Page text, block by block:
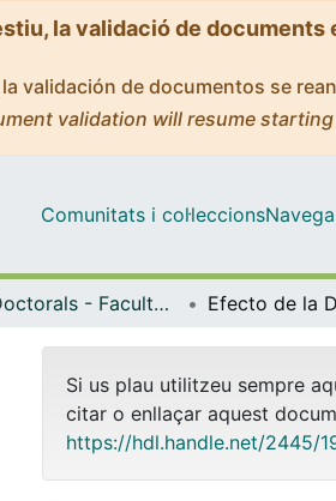
la validació de
validación de documentos se
validation will resume
Comunitats i col·leccions
Tesis Doctorals - Facultat - Farmàcia i Ciències de l'Alimentació
Si us plau utilitzeu sempre
citar o enllaçar aquest
https://hdl.handle.net/2445/